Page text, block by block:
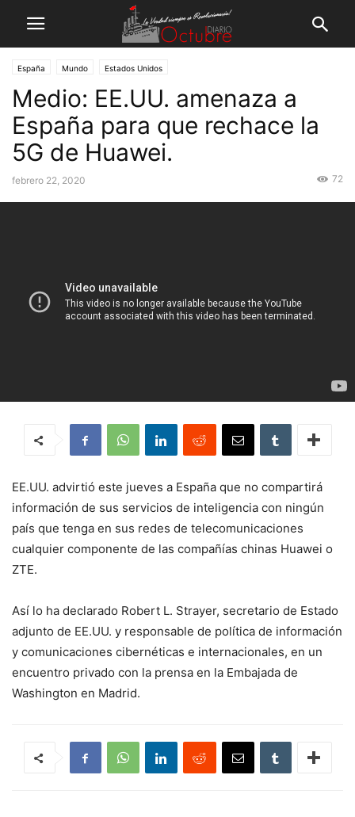
España Mundo Estados Unidos
Medio: EE.UU. amenaza a
España para que rechace la
5G de Huawei.
febrero 22, 2020 72
EE.UU. advirtió este jueves a España que no compartirá
información de sus servicios de inteligencia con ningún
país que tenga en sus redes de telecomunicaciones
cualquier componente de las compañías chinas Huawei o
ZTE.
Así lo ha declarado Robert L. Strayer, secretario de Estado
adjunto de EE.UU. y responsable de política de información
y comunicaciones cibernéticas e internacionales, en un
encuentro privado con la prensa en la Embajada de
Washington en Madrid.